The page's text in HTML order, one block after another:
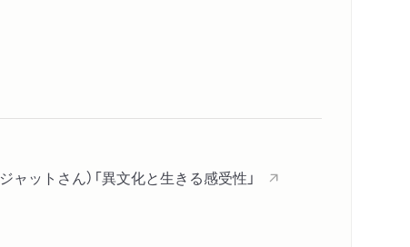
ットさん）「異文化と生きる感受性」